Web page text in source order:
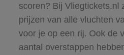
scoren? Bij Vliegtickets.nl
prijzen van alle vluchten
voor je op een rij. Ook de
aantal overstappen